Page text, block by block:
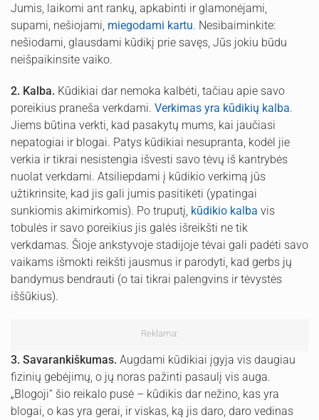
Jumis, laikomi ant rankų, apkabinti ir glamonėjami,
supami, nešiojami, miegodami kartu. Nesibaiminkite:
nešiodami, glausdami kūdikį prie savęs, Jūs jokiu būdu
neišpaikinsite vaiko.
2. Kalba. Kūdikiai dar nemoka kalbėti, tačiau apie savo
poreikius praneša verkdami. Verkimas yra kūdikių kalba.
Jiems būtina verkti, kad pasakytų mums, kai jaučiasi
nepatogiai ir blogai. Patys kūdikiai nesupranta, kodėl jie
verkia ir tikrai nesistengia išvesti savo tėvų iš kantrybės
nuolat verkdami. Atsiliepdami į kūdikio verkimą jūs
užtikrinsite, kad jis gali jumis pasitikėti (ypatingai
sunkiomis akimirkomis). Po truputį, kūdikio kalba vis
tobulės ir savo poreikius jis galės išreikšti ne tik
verkdamas. Šioje ankstyvoje stadijoje tėvai gali padėti savo
vaikams išmokti reikšti jausmus ir parodyti, kad gerbs jų
bandymus bendrauti (o tai tikrai palengvins ir tėvystės
iššūkius).
Reklama:
3. Savarankiškumas. Augdami kūdikiai įgyja vis daugiau
fizinių gebėjimų, o jų noras pažinti pasaulį vis auga.
„Blogoji“ šio reikalo pusė – kūdikis dar nežino, kas yra
blogai, o kas yra gerai, ir viskas, ką jis daro, daro vedinas